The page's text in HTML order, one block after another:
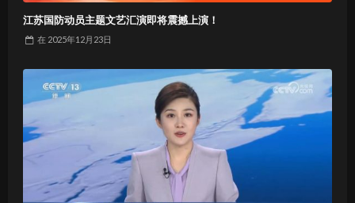
江苏国防动员主题文艺汇演即将震撼上演！
在 2025年12月23日